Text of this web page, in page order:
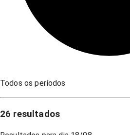
Todos os períodos
26 resultados